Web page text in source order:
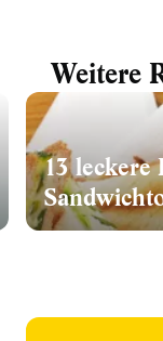
Weitere
13 leckere